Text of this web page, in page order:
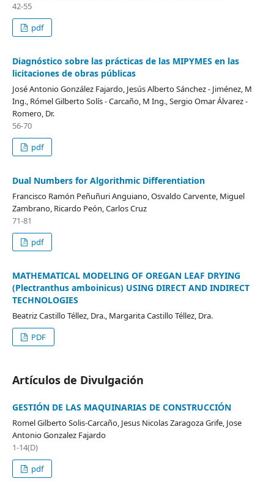
42-55
pdf
Diagnóstico sobre las prácticas de las MIPYMES en las
licitaciones de obras públicas
José Antonio González Fajardo, Jesús Alberto Sánchez - Jiménez, M
Ing., Rómel Gilberto Solís - Carcaño, M Ing., Sergio Omar Álvarez -
Romero, Dr.
56-70
pdf
Dual Numbers for Algorithmic Differentiation
Francisco Ramón Peñuñuri Anguiano, Osvaldo Carvente, Miguel
Zambrano, Ricardo Peón, Carlos Cruz
71-81
pdf
MATHEMATICAL MODELING OF OREGAN LEAF DRYING
(Plectranthus amboinicus) USING DIRECT AND INDIRECT
TECHNOLOGIES
Beatriz Castillo Téllez, Dra., Margarita Castillo Téllez, Dra.
PDF
Artículos de Divulgación
GESTIÓN DE LAS MAQUINARIAS DE CONSTRUCCIÓN
Romel Gilberto Solis-Carcaño, Jesus Nicolas Zaragoza Grife, Jose
Antonio Gonzalez Fajardo
1-14(D)
pdf